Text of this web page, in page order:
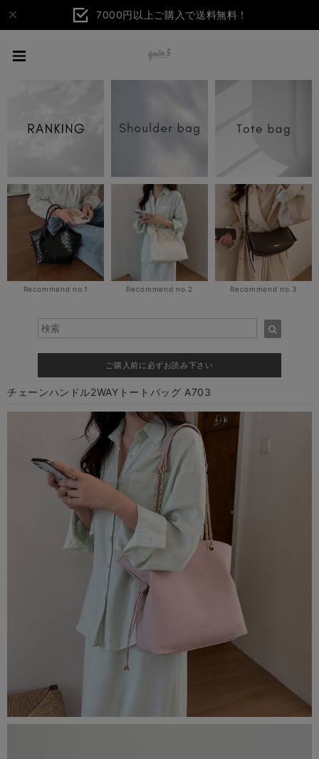
7000円以上ご購入で送料無料！
Recommend no.1 Recommend no.2 Recommend no.3
ご購入前に必ずお読み下さい
チェーンハンドル2WAYトートバッグ A703